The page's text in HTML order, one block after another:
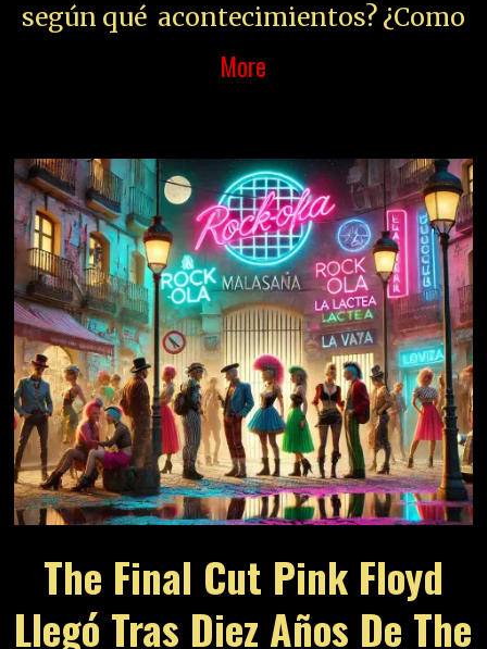
según qué acontecimientos? ¿Como
More
The Final Cut Pink Floyd
Llegó Tras Diez Años De The